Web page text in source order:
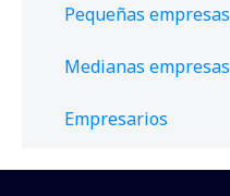
Pequeñas empresas
Medianas empresas
Empresarios